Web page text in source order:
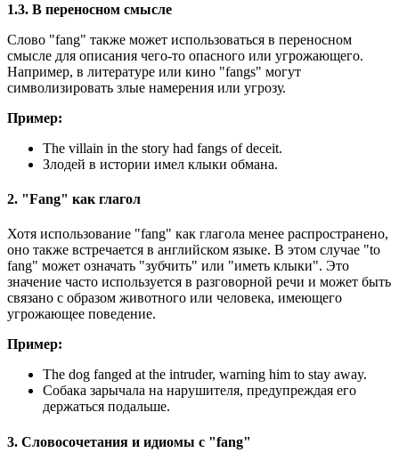
1.3. В переносном смысле
Слово "fang" также может использоваться в переносном
смысле для описания чего-то опасного или угрожающего.
Например, в литературе или кино "fangs" могут
символизировать злые намерения или угрозу.
Пример:
The villain in the story had fangs of deceit.
Злодей в истории имел клыки обмана.
2. "Fang" как глагол
Хотя использование "fang" как глагола менее распространено,
оно также встречается в английском языке. В этом случае "to
fang" может означать "зубчить" или "иметь клыки". Это
значение часто используется в разговорной речи и может быть
связано с образом животного или человека, имеющего
угрожающее поведение.
Пример:
The dog fanged at the intruder, warning him to stay away.
Собака зарычала на нарушителя, предупреждая его
держаться подальше.
3. Словосочетания и идиомы с "fang"